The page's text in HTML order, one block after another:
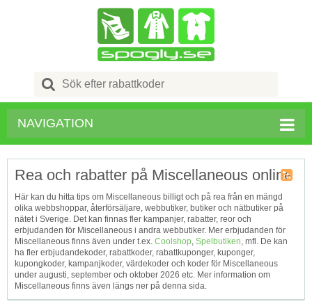
Search
for:
NAVIGATION
Tagg
Rea och rabatter på Miscellaneous online
Här kan du hitta tips om Miscellaneous billigt och på rea från en mängd
olika webbshoppar, återförsäljare, webbutiker, butiker och nätbutiker på
nätet i Sverige. Det kan finnas fler kampanjer, rabatter, reor och
erbjudanden för Miscellaneous i andra webbutiker. Mer erbjudanden för
Miscellaneous finns även under t.ex. Coolshop, Spelbutiken, mfl. De kan
ha fler erbjudandekoder, rabattkoder, rabattkuponger, kuponger,
kupongkoder, kampanjkoder, värdekoder och koder för Miscellaneous
under augusti, september och oktober 2026 etc. Mer information om
Miscellaneous finns även längs ner på denna sida.